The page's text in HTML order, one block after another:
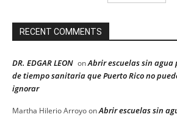
RECENT COMMENTS
DR. EDGAR LEON onAbrir escuelas sin
de tiempo sanitaria que Puerto Rico no
ignorar
Martha Hilerio ArroyoonAbrir escuelas sin